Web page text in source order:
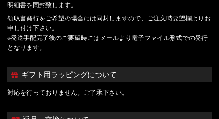
明細書を同封致します。
領収書発行をご希望の場合には同封しますので、ご注文時要望欄よりお
申し付け下さい。
※発送手配完了後のご要望時にはメールより電子ファイル形式での発行
となります。
ギフト用ラッピングについて
対応を行っておりません。ご了承下さい。